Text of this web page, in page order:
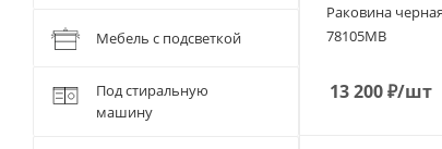
Раковина
78105MB
13 200₽/шт
Мебель с подсветкой
Под стиральную
машину